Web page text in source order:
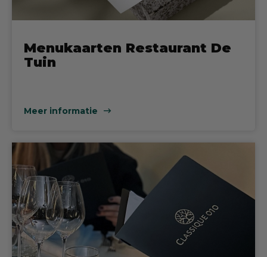
Menukaarten Restaurant De
Tuin
Meer informatie